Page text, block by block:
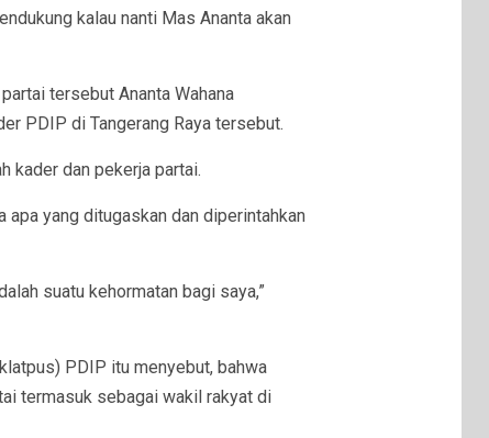
kalau nanti Mas Ananta akan
tersebut Ananta Wahana
PDIP di Tangerang Raya tersebut.
kader dan pekerja partai.
apa yang ditugaskan dan diperintahkan
suatu kehormatan bagi saya,”
PDIP itu menyebut, bahwa
termasuk sebagai wakil rakyat di